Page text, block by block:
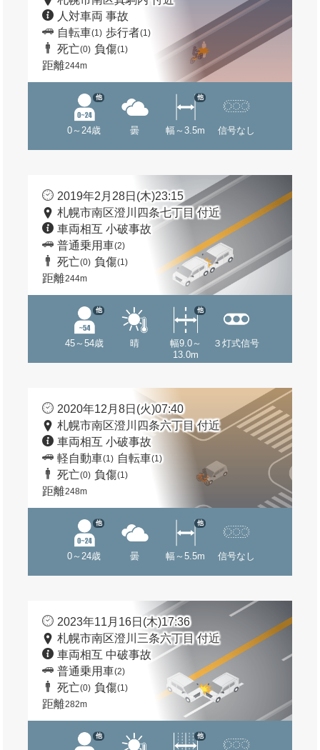
人対車両 事故
自転車(1) 歩行者(1)
死亡(0) 負傷(1)
距離244m
0～24歳
他
曇 幅～3.5m
他
信号なし
2019年2月28日(木)23:15
札幌市南区澄川四条七丁目 付近
車両相互 小破事故
普通乗用車(2)
死亡(0) 負傷(1)
距離244m
45～54歳
他
晴
幅9.0～
13.0m
他
３灯式信号
2020年12月8日(火)07:40
札幌市南区澄川四条六丁目 付近
車両相互 小破事故
軽自動車(1) 自転車(1)
死亡(0) 負傷(1)
距離248m
0～24歳
他
曇 幅～5.5m
他
信号なし
2023年11月16日(木)17:36
札幌市南区澄川三条六丁目 付近
車両相互 中破事故
普通乗用車(2)
死亡(0) 負傷(1)
距離282m
他 他